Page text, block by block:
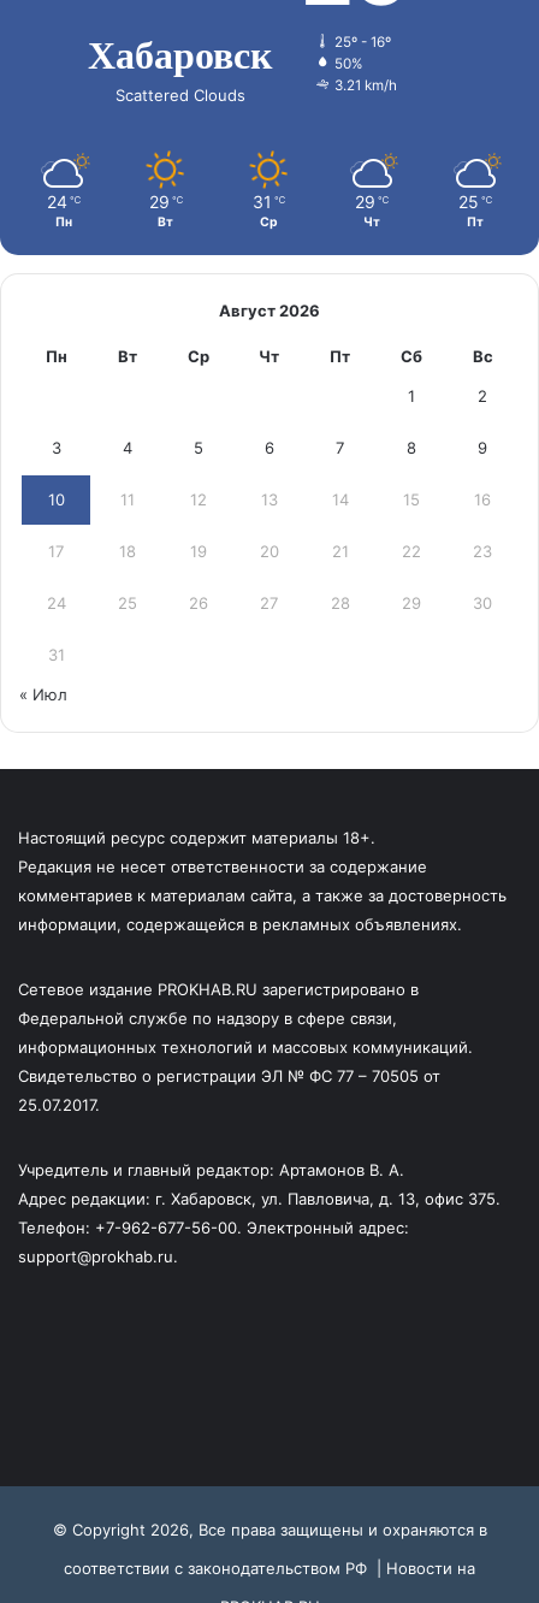
Хабаровск
Scattered Clouds
25º - 16º
50%
3.21 km/h
24 ℃
Пн
29 ℃
Вт
31 ℃
Ср
29 ℃
Чт
25 ℃
Пт
Август 2026
Пн Вт Ср Чт Пт Сб Вс
1 2
3 4 5 6 7 8 9
10 11 12 13 14 15 16
17 18 19 20 21 22 23
24 25 26 27 28 29 30
31
« Июл
Настоящий ресурс содержит материалы 18+.
Редакция не несет ответственности за содержание
комментариев к материалам сайта, а также за достоверность
информации, содержащейся в рекламных объявлениях.
Сетевое издание PROKHAB.RU зарегистрировано в
Федеральной службе по надзору в сфере связи,
информационных технологий и массовых коммуникаций.
Свидетельство о регистрации ЭЛ № ФС 77 – 70505 от
25.07.2017.
Учредитель и главный редактор: Артамонов В. А.
Адрес редакции: г. Хабаровск, ул. Павловича, д. 13, офис 375.
Телефон: +7-962-677-56-00. Электронный адрес:
support@prokhab.ru.
© Copyright 2026, Все права защищены и охраняются в
соответствии с законодательством РФ | Новости на